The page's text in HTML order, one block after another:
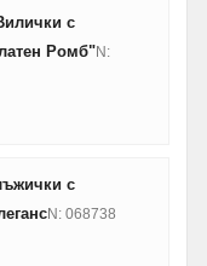
с
Ромб"N:
с
N: 068738